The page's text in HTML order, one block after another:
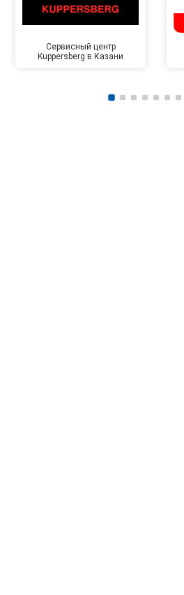
Сервисный центр
Kuppersberg в Казани